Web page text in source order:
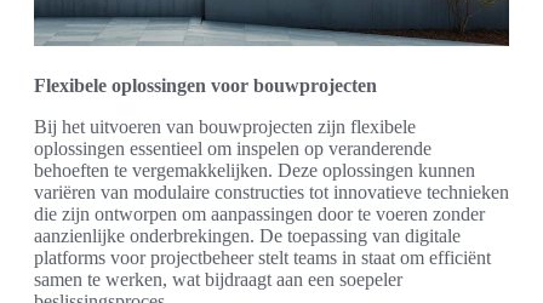
Flexibele oplossingen voor bouwprojecten
Bij het uitvoeren van bouwprojecten zijn flexibele
oplossingen essentieel om inspelen op veranderende
behoeften te vergemakkelijken. Deze oplossingen kunnen
variëren van modulaire constructies tot innovatieve technieken
die zijn ontworpen om aanpassingen door te voeren zonder
aanzienlijke onderbrekingen. De toepassing van digitale
platforms voor projectbeheer stelt teams in staat om efficiënt
samen te werken, wat bijdraagt aan een soepeler